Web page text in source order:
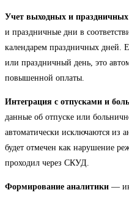
Учет выходных и праздничных
и праздничные дни в
календарем праздничных дней.
или праздничный день, это
повышенной оплаты.
Интеграция с отпусками и
данные об отпуске или
автоматически исключаются из
будет отмечен как нарушение
проходил через СКУД.
Формирование аналитики —